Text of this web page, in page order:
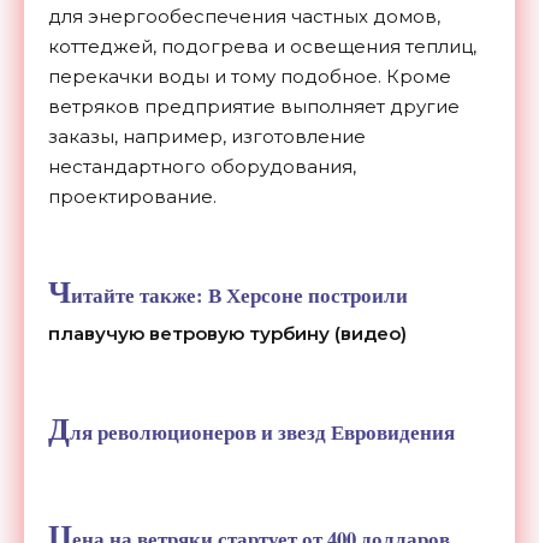
для энергообеспечения частных домов,
коттеджей, подогрева и освещения теплиц,
перекачки воды и тому подобное. Кроме
ветряков предприятие выполняет другие
заказы, например, изготовление
нестандартного оборудования,
проектирование.
Читайте также: В Херсоне построили
плавучую ветровую турбину (видео)
Для революционеров и звезд Евровидения